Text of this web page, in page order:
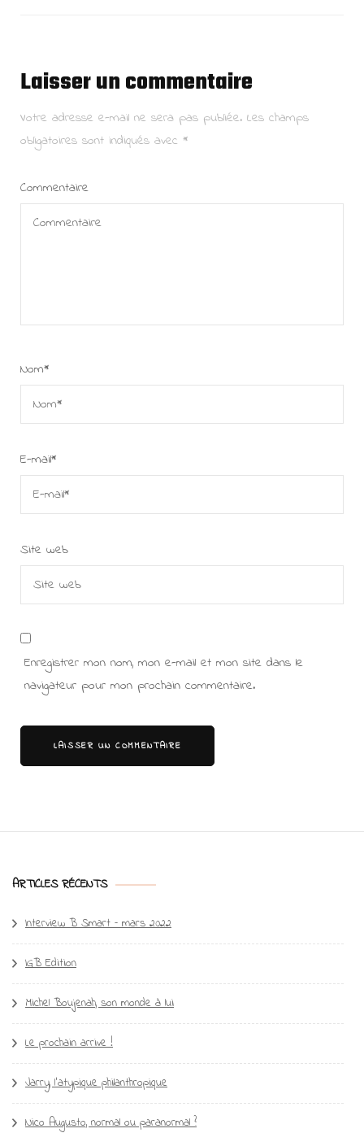
Laisser un commentaire
Votre adresse e-mail ne sera pas publiée. Les champs
obligatoires sont indiqués avec *
Commentaire
Nom*
E-mail*
Site web
Enregistrer mon nom, mon e-mail et mon site dans le
navigateur pour mon prochain commentaire.
ARTICLES RÉCENTS
Interview B Smart – mars 2022
IGB Edition
Michel Boujenah, son monde à lui
Le prochain arrive !
Jarry, l’atypique philanthropique
Nico Augusto, normal ou paranormal ?